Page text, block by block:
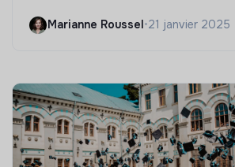
Marianne Roussel•21 janvier 2025